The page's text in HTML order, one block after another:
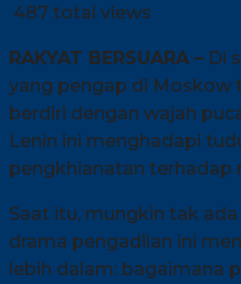
487 total views
RAKYAT BERSUARA – Di
yang pengap di Moskow
berdiri dengan wajah
Lenin ini menghadapi
pengkhianatan terhadap
Saat itu, mungkin tak
drama pengadilan ini
lebih dalam: bagaimana